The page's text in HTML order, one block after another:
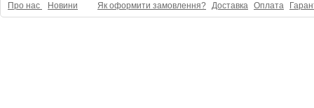
Про нас Новини Як оформити замовлення? Доставка Оплата